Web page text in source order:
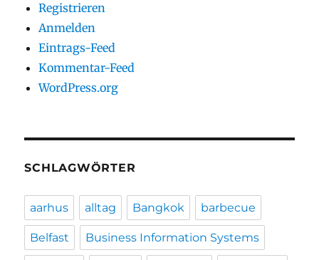
Registrieren
Anmelden
Eintrags-Feed
Kommentar-Feed
WordPress.org
SCHLAGWÖRTER
aarhus alltag Bangkok barbecue
Belfast Business Information Systems